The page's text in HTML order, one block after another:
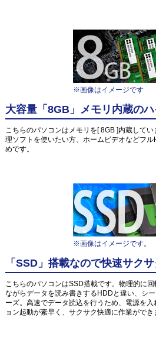
※画像はイメージです
大容量「8GB」メモリ内蔵の
こちらのパソコンはメモリを[ 8GB ]内蔵して
理ソフトを使いたい方、ホームビデオなどフ
めです。
※画像はイメージです。
「SSD」搭載なので快速サク
こちらのパソコンはSSD搭載です。物理的に
ながらデータを読み書きするHDDと違い、シ
ーズ。高速でデータ読込を行うため、電源を
ョン起動が素早く、サクサク快適に作業ができ